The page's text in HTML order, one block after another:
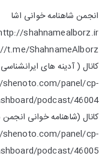
انجمن شاهنامه خوانی اشا
shahnamealborz.ir/
t.me/ShahnameAlborz
کانال ( آدینه های
panel/cp-
podcast/46004
کانال (شاهنامه خوانی انجمن
panel/cp-
podcast/46005